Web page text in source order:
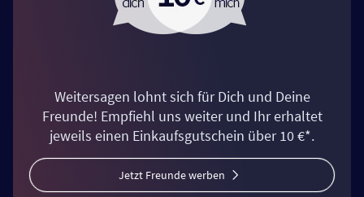
Weitersagen lohnt sich für Dich und Deine
Freunde! Empfiehl uns weiter und Ihr erhaltet
jeweils einen Einkaufsgutschein über 10 €*.
Jetzt Freunde werben